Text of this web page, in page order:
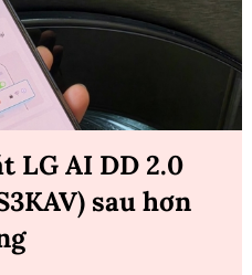
LG AI DD 2.0
sau hơn